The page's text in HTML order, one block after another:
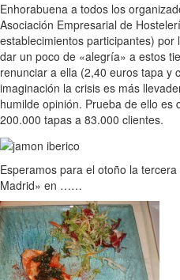
Enhorabuena a todos los
Asociación Empresarial de
establecimientos participantes)
dar un poco de «alegría» a estos
renunciar a ella (2,40 euros tapa y
imaginación la crisis es más
humilde opinión. Prueba de ello es
200.000 tapas a 83.000 clientes.
Esperamos para el otoño la
Madrid» en ……